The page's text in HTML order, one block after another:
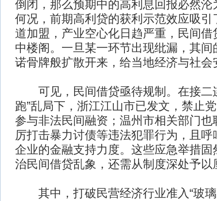
倒闭，那么预期中的高利息回报必然沦
何况，前期高利贷的获利示范效应吸引
道加盟，产业空心化日趋严重，民间借
中楼阁。一旦某一环节出现纰漏，其间
诺骨牌般扩散开来，给当地经济与社会
可见，民间借贷亟待规制。在接二
跑”乱局下，浙江江山市已发文，禁止
参与非法民间融资；温州市相关部门也
厉打击暴力讨债等违法犯罪行为，且
企业的金融支持力度。这些应急举措固
治民间借贷乱象，还需从制度深处予以
其中，打破民营经济行业准入“玻璃